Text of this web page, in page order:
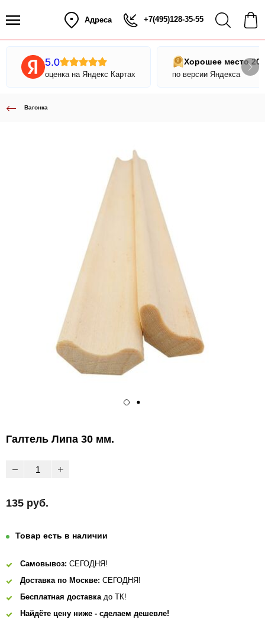
Адреса +7(495)128-35-55
5.0
оценка на Яндекс Картах
Хорошее место
по версии Яндекса
Вагонка
Галтель Липа 30 мм.
135 руб.
Товар есть в наличии
Самовывоз: СЕГОДНЯ!
Доставка по Москве: СЕГОДНЯ!
Бесплатная доставкадо ТК!
Найдёте цену ниже - сделаем дешевле!